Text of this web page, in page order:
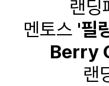
랜딩
멘토스 '필
Berry
랜